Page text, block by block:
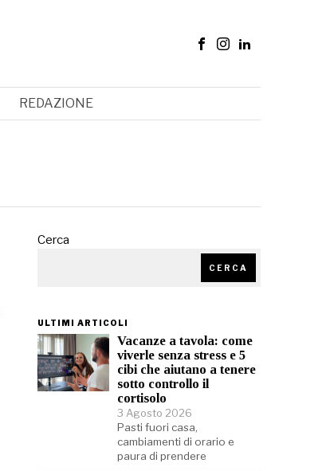
REDAZIONE
Cerca
CERCA
ULTIMI ARTICOLI
Vacanze a tavola: come
viverle senza stress e 5
cibi che aiutano a tenere
sotto controllo il
cortisolo
3 Agosto 2026
Pasti fuori casa,
cambiamenti di orario e
paura di prendere